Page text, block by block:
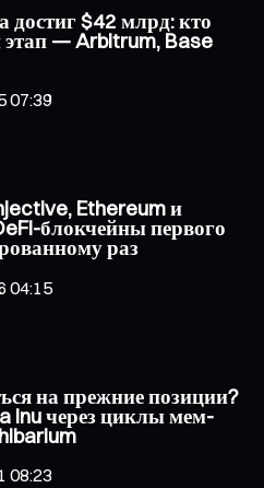
достиг $42 млрд: кто
этап — Arbitrum, Base
07:39
Ethereum и
блокчейны первого
раз
04:15
на прежние позиции?
Inu через циклы мем-
08:23